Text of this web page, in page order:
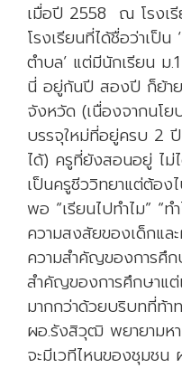
เมื่อปี 2558 ณ โรงเ
โรงเรียนที่ได้ชื่อว่าเป็น
ตำบล’ แต่มีนักเรียน ม
นี่ อยู่กันปี สองปี ก็ย้า
จังหวัด (เนื่องจากนโ
บรรจุใหม่ที่อยู่ครบ 2 ปี
ได้) ครูที่ยังสอนอยู่ ไม่
เป็นครูชีววิทยาแต่ต้อง
พอ “เรียนไปทำไม” “ท
ความสงสัยของเด็กแล
ความสำคัญของการศึ
สำคัญของการศึกษาแต่
มากกว่าด้วยบริบทที่ท้า
ผอ.รังสิวุฒิ พยายามหา
จะมีเวทีไหนของชุมชน